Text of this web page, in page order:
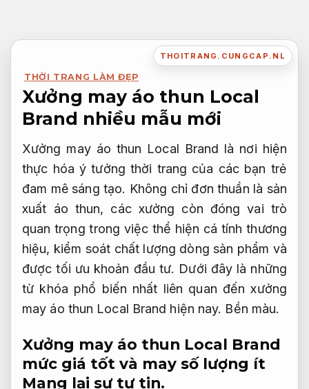
nội
THOITRANG.CUNGCAP.NL
THỜI TRANG LÀM ĐẸP
Xưởng may áo thun Local
Brand nhiều mẫu mới
Xưởng may áo thun Local Brand là nơi hiện
thực hóa ý tưởng thời trang của các bạn trẻ
đam mê sáng tạo. Không chỉ đơn thuần là sản
xuất áo thun, các xưởng còn đóng vai trò
quan trọng trong việc thể hiện cá tính thương
hiệu, kiểm soát chất lượng dòng sản phẩm và
được tối ưu khoản đầu tư. Dưới đây là những
từ khóa phổ biến nhất liên quan đến xưởng
may áo thun Local Brand hiện nay. Bền màu.
Xưởng may áo thun Local Brand
mức giá tốt và may số lượng ít
Mang lại sự tự tin.